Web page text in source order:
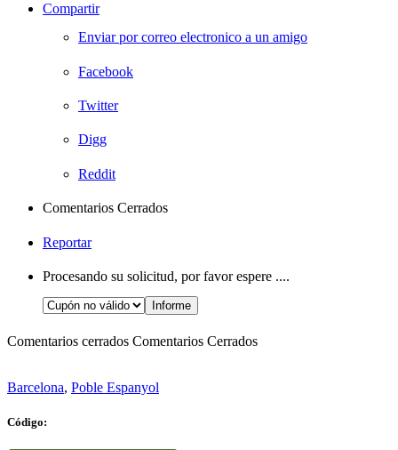
Compartir
Enviar por correo electronico a un amigo
Facebook
Twitter
Digg
Reddit
Comentarios Cerrados
Reportar
Procesando su solicitud, por favor espere ....
Comentarios cerrados Comentarios Cerrados
Barcelona, Poble Espanyol
Código: